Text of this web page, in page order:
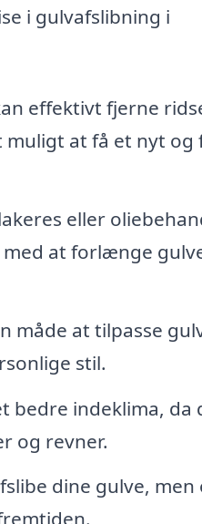
i gulvafslibning i
effektivt fjerne
muligt at få et nyt og
eller
at forlænge
måde at tilpasse
stil.
bedre indeklima, da
og revner.
dine gulve, men